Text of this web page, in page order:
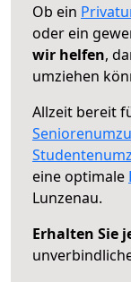
Ob ein
oder ein
wir helfen,
umziehen
Allzeit bereit
eine optimale
Lunzenau.
Erhalten Sie